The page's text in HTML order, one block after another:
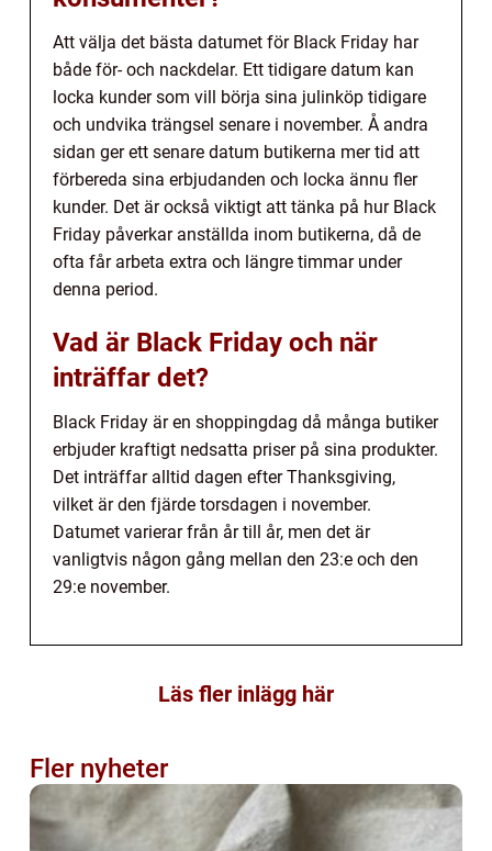
Att välja det bästa datumet för Black Friday har
både för- och nackdelar. Ett tidigare datum kan
locka kunder som vill börja sina julinköp tidigare
och undvika trängsel senare i november. Å andra
sidan ger ett senare datum butikerna mer tid att
förbereda sina erbjudanden och locka ännu fler
kunder. Det är också viktigt att tänka på hur Black
Friday påverkar anställda inom butikerna, då de
ofta får arbeta extra och längre timmar under
denna period.
Vad är Black Friday och när
inträffar det?
Black Friday är en shoppingdag då många butiker
erbjuder kraftigt nedsatta priser på sina produkter.
Det inträffar alltid dagen efter Thanksgiving,
vilket är den fjärde torsdagen i november.
Datumet varierar från år till år, men det är
vanligtvis någon gång mellan den 23:e och den
29:e november.
Läs fler inlägg här
Fler nyheter